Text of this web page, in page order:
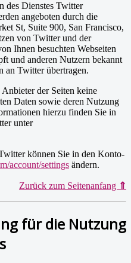
des Dienstes Twitter
angeboten durch die
St, Suite 900, San Francisco,
von Twitter und der
Ihnen besuchten Webseiten
und anderen Nutzern bekannt
an Twitter übertragen.
der Seiten keine
Daten sowie deren Nutzung
hierzu finden Sie in
unter
können Sie in den Konto-
account/settings ändern.
Zurück zum Seitenanfang ⇑
für die Nutzung